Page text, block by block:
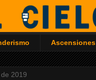
Ascensiones
2019